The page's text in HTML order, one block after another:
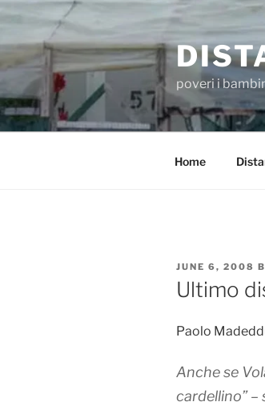
content
poveri i
Home
POSTED
ON
JUNE 6, 2008
Ultimo
Paolo
Anche se
cardellino” –